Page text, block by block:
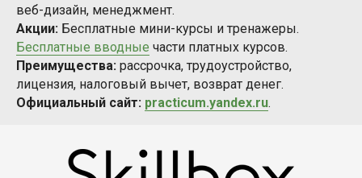
веб-дизайн, менеджмент.
Акции: Бесплатные мини-курсы и тренажеры.
Бесплатные вводные части платных курсов.
Преимущества: рассрочка, трудоустройство,
лицензия, налоговый вычет, возврат денег.
Официальный сайт: practicum.yandex.ru.